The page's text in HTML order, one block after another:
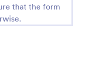
that the form